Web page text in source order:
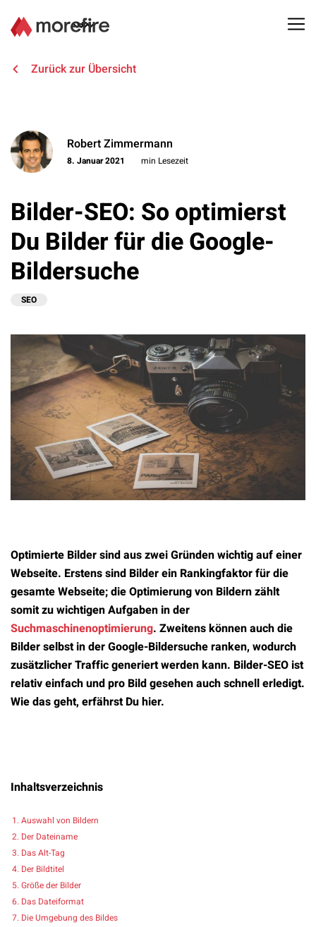
Lösungen
Über uns
Newsletter
Kontakt
Zurück zur Übersicht
Robert Zimmermann
8. Januar 2021 min Lesezeit
Bilder-SEO: So optimierst
Du Bilder für die Google-
Bildersuche
SEO
Optimierte Bilder sind aus zwei Gründen wichtig auf einer
Webseite. Erstens sind Bilder ein Rankingfaktor für die
gesamte Webseite; die Optimierung von Bildern zählt
somit zu wichtigen Aufgaben in der
Suchmaschinenoptimierung. Zweitens können auch die
Bilder selbst in der Google-Bildersuche ranken, wodurch
zusätzlicher Traffic generiert werden kann. Bilder-SEO ist
relativ einfach und pro Bild gesehen auch schnell erledigt.
Wie das geht, erfährst Du hier.
Inhaltsverzeichnis
Auswahl von Bildern
Der Dateiname
Das Alt-Tag
Der Bildtitel
Größe der Bilder
Das Dateiformat
Die Umgebung des Bildes